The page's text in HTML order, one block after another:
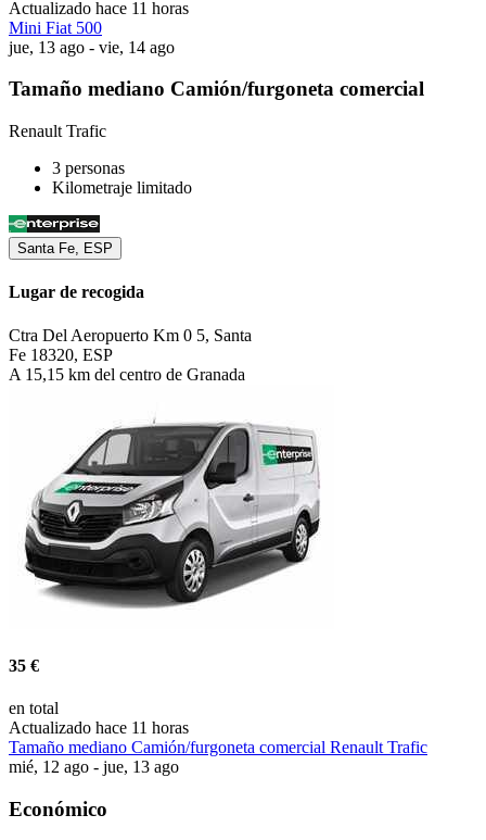
Actualizado hace 11 horas
Mini Fiat 500
jue, 13 ago - vie, 14 ago
Tamaño mediano Camión/furgoneta comercial
Renault Trafic
3 personas
Kilometraje limitado
Santa Fe, ESP
Lugar de recogida
Ctra Del Aeropuerto Km 0 5, Santa
Fe 18320, ESP
A 15,15 km del centro de Granada
35 €
en total
Actualizado hace 11 horas
Tamaño mediano Camión/furgoneta comercial Renault Trafic
mié, 12 ago - jue, 13 ago
Económico